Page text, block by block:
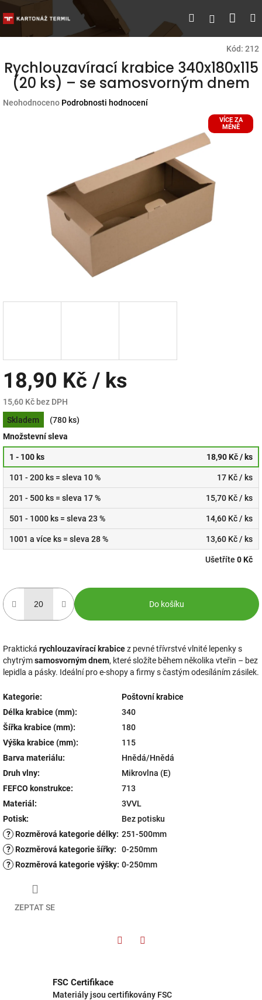
na
HledatPřihlášení
Kód: 212
Rychlouzavírací krabice 340x180x115
(20 ks) – se samosvorným dnem
Průměrné
Neohodnoceno Podrobnosti hodnocení
VÍCE ZA
MÉNĚ
18,90 Kč / ks
15,60 Kč bez DPH
Měrná
cena:
Skladem
(780 ks)
Množstevní sleva
1 - 100 ks 18,90 Kč/ ks
101 - 200 ks = sleva 10 % 17 Kč / ks
201 - 500 ks = sleva 17 % 15,70 Kč / ks
501 - 1000 ks = sleva 23 % 14,60 Kč / ks
1001 a více ks = sleva 28 % 13,60 Kč / ks
Ušetříte 0 Kč
Do košíku
Praktická rychlouzavírací krabicez pevné třívrstvé vlnité lepenky s
chytrýmsamosvorným dnem, které složíte během několika vteřin – bez
lepidla a pásky. Ideální pro e-shopy a firmy s častým odesíláním zásilek.
Kategorie:
Poštovní krabice
Délka krabice (mm):
340
Šířka krabice (mm):
180
Výška krabice (mm):
115
Barva materiálu:
Hnědá/Hnědá
Druh vlny:
Mikrovlna (E)
FEFCO konstrukce:
713
Materiál :
3VVL
Potisk:
Bez potisku
? Rozměrová kategorie délky: 251-500mm
? Rozměrová kategorie šířky:
0-250mm
? Rozměrová kategorie výšky: 0-250mm
ZEPTAT SE
FSC Certifikace
Materiály jsou certifikovány FSC